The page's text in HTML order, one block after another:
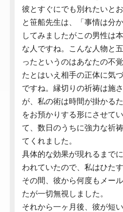
彼とすぐにでも別れたいと
と笹船先生は、「事情は分
してみましたがこの男性は
な人ですね。こんな人物と
ったというのはあなたの不
たとはいえ相手の正体に気
ですね。縁切りの祈祷は施
が、私の術は時間が掛かる
をお預かりする形にさせて
て、数日のうちに強力な祈
てくれました。
具体的な効果が現れるまで
われていたので、私はひた
その間、彼から何度もメー
たが一切無視しました。
それから一ヶ月後、彼が短